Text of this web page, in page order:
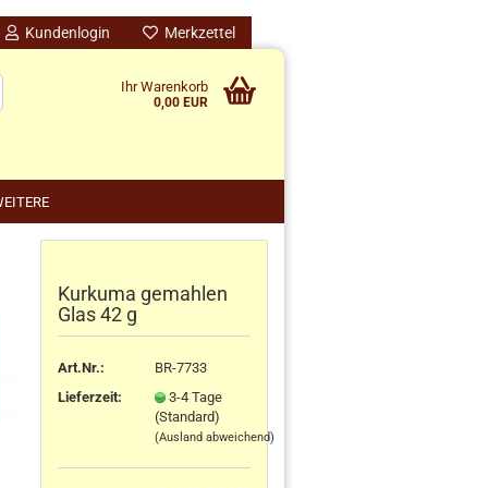
Kundenlogin Merkzettel
Ihr Warenkorb
0,00 EUR
kreativ anzeigen
Kurkuma gemahlen
Glas 42 g
Art.Nr.:
BR-7733
Lieferzeit:
3-4 Tage
(Standard)
(Ausland abweichend)